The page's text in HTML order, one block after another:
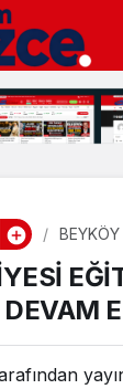
BEYKÖY
DEVAM